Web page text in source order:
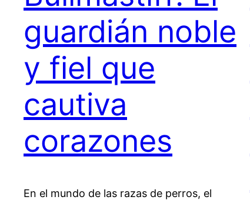
guardián noble
y fiel que
cautiva
corazones
En el mundo de las razas de perros, el